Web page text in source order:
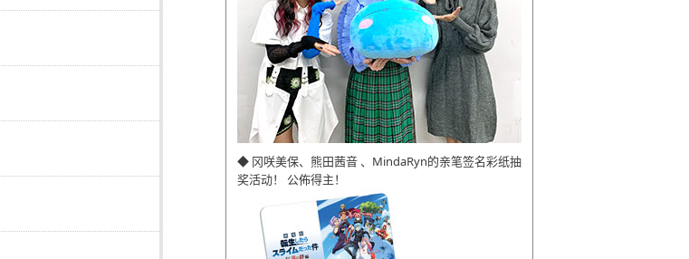
◆ 冈咲美保、熊田茜音 、MindaRyn的亲笔签名彩纸抽
奖活动！ 公佈得主！